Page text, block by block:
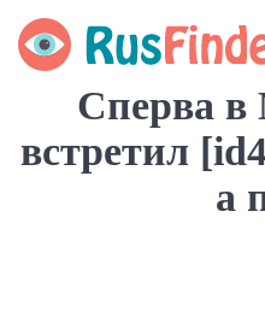
Сперва в
встретил
а